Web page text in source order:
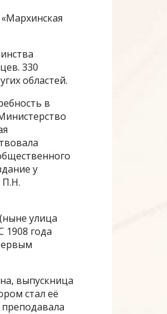
330
областей.
в
у
улица
1908 года
выпускница
стал её